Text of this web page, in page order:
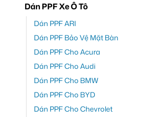
Dán PPF Xe Ô Tô
Dán PPF ARI
Dán PPF Bảo Vệ Mặt Bàn
Dán PPF Cho Acura
Dán PPF Cho Audi
Dán PPF Cho BMW
Dán PPF Cho BYD
Dán PPF Cho Chevrolet